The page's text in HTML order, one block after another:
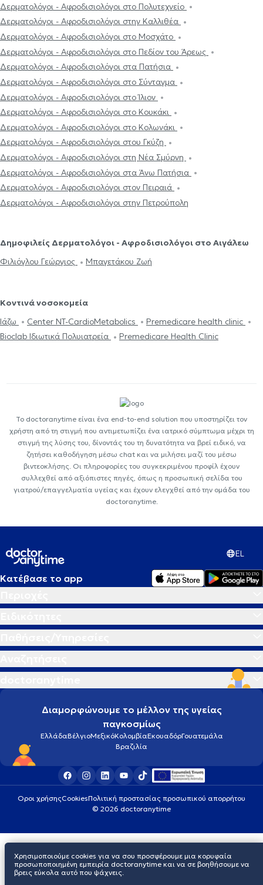
Δερματολόγοι - Αφροδισιολόγοι στο Πολυτεχνείο
Δερματολόγοι - Αφροδισιολόγοι στην Καλλιθέα
Δερματολόγοι - Αφροδισιολόγοι στο Μοσχάτο
Δερματολόγοι - Αφροδισιολόγοι στο Πεδίον του Άρεως
Δερματολόγοι - Αφροδισιολόγοι στα Πατήσια
Δερματολόγοι - Αφροδισιολόγοι στο Σύνταγμα
Δερματολόγοι - Αφροδισιολόγοι στο Ίλιον
Δερματολόγοι - Αφροδισιολόγοι στο Κουκάκι
Δερματολόγοι - Αφροδισιολόγοι στο Κολωνάκι
Δερματολόγοι - Αφροδισιολόγοι στου Γκύζη
Δερματολόγοι - Αφροδισιολόγοι στη Νέα Σμύρνη
Δερματολόγοι - Αφροδισιολόγοι στα Άνω Πατήσια
Δερματολόγοι - Αφροδισιολόγοι στον Πειραιά
Δερματολόγοι - Αφροδισιολόγοι στην Πετρούπολη
Δημοφιλείς Δερματολόγοι - Αφροδισιολόγοι στο Αιγάλεω
Φιλιόγλου Γεώργιος
Μπαγετάκου Ζωή
Κοντινά νοσοκομεία
Ιάζω
Center NT-CardioMetabolics
Premedicare health clinic
Bioclab Ιδιωτικά Πολυιατρεία
Premedicare Health Clinic
Το doctoranytime είναι ένα end-to-end solution που υποστηρίζει τον
χρήστη από τη στιγμή που αντιμετωπίζει ένα ιατρικό σύμπτωμα μέχρι τη
στιγμή της λύσης του, δίνοντάς του τη δυνατότητα να βρεί ειδικό, να
ζητήσει καθοδήγηση μέσω chat και να μιλήσει μαζί του μέσω
βιντεοκλήσης. Οι πληροφορίες του συγκεκριμένου προφίλ έχουν
συλλεχθεί από αξιόπιστες πηγές, όπως η προσωπική σελίδα του
γιατρού/επαγγελματία υγείας και έχουν ελεγχθεί από την ομάδα του
doctoranytime.
EL
Κατέβασε το app
Διαμορφώνουμε το μέλλον της υγείας
παγκοσμίως
ΕλλάδαΒέλγιοΜεξικόΚολομβίαΕκουαδόρΓουατεμάλα
Βραζιλία
Οροι χρήσηςCookiesΠολιτική προστασίας προσωπικού απορρήτου
© 2026 doctoranytime
Χρησιμοποιούμε cookies για να σου προσφέρουμε μια κορυφαία
προσωποποιημένη εμπειρία doctoranytime και να σε βοηθήσουμε να
βρεις εύκολα αυτό που ψάχνεις.